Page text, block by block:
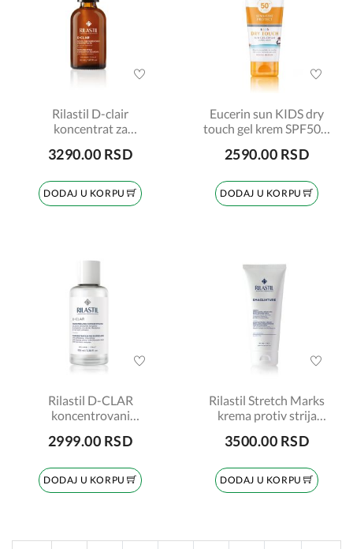
Rilastil D-clair
koncentrat za
3290.00 RSD
DODAJ U KORPU
Eucerin sun KIDS dry
touch gel krem SPF50+,
2590.00 RSD
DODAJ U KORPU
Rilastil D-CLAR
koncentrovani
depigmentaciju 100ml
2999.00 RSD
DODAJ U KORPU
Rilastil Stretch Marks
krema protiv strija
3500.00 RSD
DODAJ U KORPU